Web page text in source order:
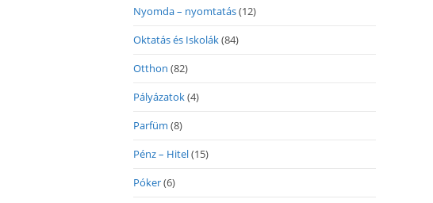
Nyomda – nyomtatás(12)
Oktatás és Iskolák(84)
Otthon (82)
Pályázatok(4)
Parfüm (8)
Pénz – Hitel(15)
Póker(6)